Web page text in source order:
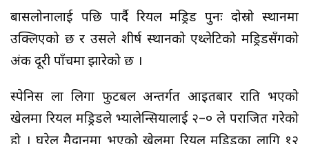
बार्सिलोनालाई पछि पार्दै रियल मड्रिड पुनः दोस्रो स्थानमा
उक्लिएको छ र उसले शीर्ष स्थानको एथ्लेटिको मड्रिडसँगको
अंक दूरी पाँचमा झारेको छ ।
स्पेनिस ला लिगा फुटबल अन्तर्गत आइतबार राति भएको
खेलमा रियल मड्रिडले भ्यालेन्सियालाई २–० ले पराजित गरेको